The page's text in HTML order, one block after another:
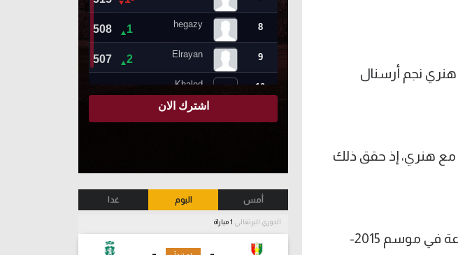
هنري نجم أرسنال
مع هنري، إذ حقق ذلك
بينما يأتي مسعود أوزيل لاعب أرسنال السابق في المركز الثالث بـ19 صناعة في موسم 2015-
أمس اليوم غدا
الدوري البرتغالي